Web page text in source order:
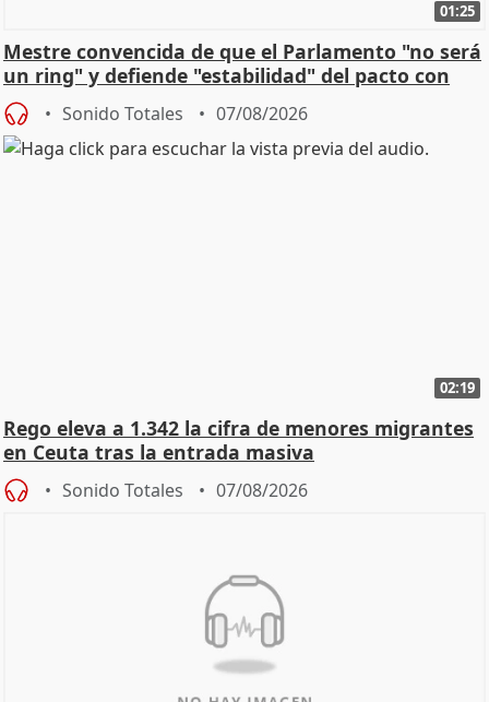
01:25
Mestre convencida de que el Parlamento "no será
un ring" y defiende "estabilidad" del pacto con
Vox
Sonido Totales 07/08/2026
02:19
Rego eleva a 1.342 la cifra de menores migrantes
en Ceuta tras la entrada masiva
Sonido Totales 07/08/2026